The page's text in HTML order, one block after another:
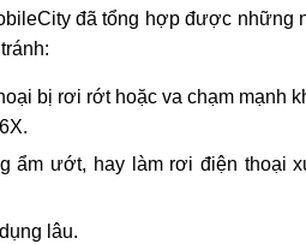
đã tổng hợp được những
bị rơi rớt hoặc va chạm mạnh
ẩm ướt, hay làm rơi điện thoại
lâu.